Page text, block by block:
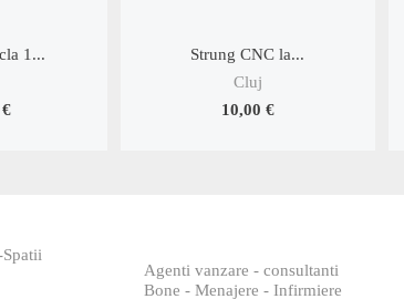
1...
Strung CNC la...
Cluj
10,00 €
Agenti vanzare - consultanti
Bone - Menajere - Infirmiere